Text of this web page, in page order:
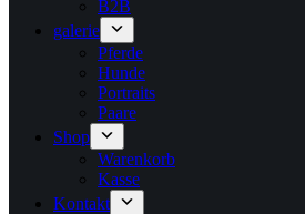
B2B
galerie
Pferde
Hunde
Portraits
Paare
Shop
Warenkorb
Kasse
Kontakt